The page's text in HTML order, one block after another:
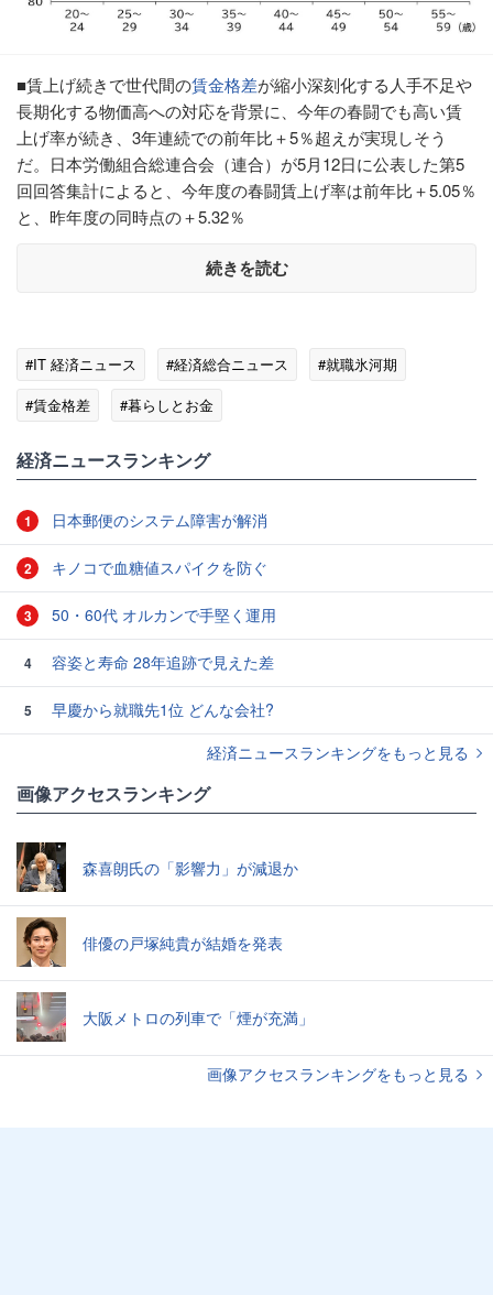
■賃上げ続きで世代間の賃金格差が縮小深刻化する人手不足や
長期化する物価高への対応を背景に、今年の春闘でも高い賃
上げ率が続き、3年連続での前年比＋5％超えが実現しそう
だ。日本労働組合総連合会（連合）が5月12日に公表した第5
回回答集計によると、今年度の春闘賃上げ率は前年比＋5.05％
と、昨年度の同時点の＋5.32％
続きを読む
#IT 経済ニュース #経済総合ニュース
#就職氷河期
#賃金格差
#暮らしとお金
経済ニュースランキング
1 日本郵便のシステム障害が解消
2 キノコで血糖値スパイクを防ぐ
3 50・60代 オルカンで手堅く運用
4 容姿と寿命 28年追跡で見えた差
5
早慶から就職先1位 どんな会社?
経済ニュースランキングをもっと見る
画像アクセスランキング
森喜朗氏の「影響力」が減退か
俳優の戸塚純貴が結婚を発表
大阪メトロの列車で「煙が充満」
画像アクセスランキングをもっと見る